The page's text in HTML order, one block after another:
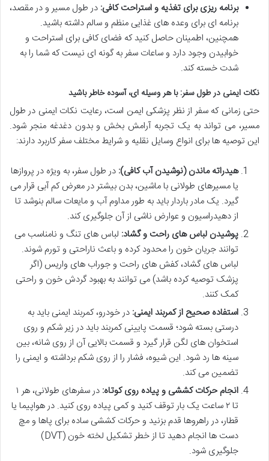
برنامه ریزی برای تغذیه و استراحت کافی: در طول مسیر و در مقصد،
برنامه ای برای وعده های غذایی منظم و سالم داشته باشید.
همچنین، اطمینان حاصل کنید که فضای کافی برای استراحت و
خوابیدن وجود دارد و ساعات سفر به گونه ای نیست که شما را به
شدت خسته کند.
نکات ایمنی در طول سفر: با هر وسیله ای، آسوده خاطر باشید
حتی زمانی که سفر از نظر پزشکی ایمن است، رعایت نکات ایمنی در طول
مسیر، می تواند به یک تجربه آرامش بخش و بدون دغدغه منجر شود.
این توصیه ها برای انواع وسایل نقلیه و شرایط مختلف سفر کاربرد دارند:
هیدراته ماندن (نوشیدن آب کافی): در طول سفر، به ویژه در پروازها
یا مسیرهای طولانی با ماشین، بدن بیشتر در معرض کم آبی قرار می
گیرد. یک مادر باردار باید به طور مداوم آب و مایعات سالم بنوشد تا
از دهیدراسیون و عوارض ناشی از آن جلوگیری کند.
پوشیدن لباس های راحت و گشاد: لباس های تنگ و نامناسب می
توانند جریان خون را محدود کرده و باعث ناراحتی و تورم شوند.
لباس های گشاد، کفش های راحت و جوراب های واریس (اگر
پزشک توصیه کرده باشد) می توانند به بهبود گردش خون و راحتی
کمک کنند.
استفاده صحیح از کمربند ایمنی: در خودرو، کمربند ایمنی باید به
درستی بسته شود؛ قسمت پایینی کمربند باید در زیر شکم و روی
استخوان های لگن قرار گیرد و قسمت بالایی آن از روی شانه، بین
سینه ها رد شود. این شیوه، فشار را از روی شکم برداشته و ایمنی را
تضمین می کند.
انجام حرکات کششی و پیاده روی کوتاه:
در سفرهای طولانی، هر ۱
تا ۲ ساعت یک بار توقف کنید و کمی پیاده روی کنید. در هواپیما یا
قطار، در راهروها قدم بزنید و حرکات کششی ساده برای پاها و مچ
دست ها انجام دهید تا از خطر تشکیل لخته خون (DVT)
جلوگیری شود.